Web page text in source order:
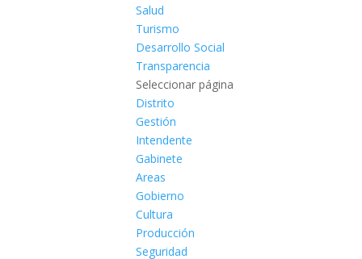
Salud
Turismo
Desarrollo Social
Transparencia
Seleccionar página
Distrito
Gestión
Intendente
Gabinete
Areas
Gobierno
Cultura
Producción
Seguridad